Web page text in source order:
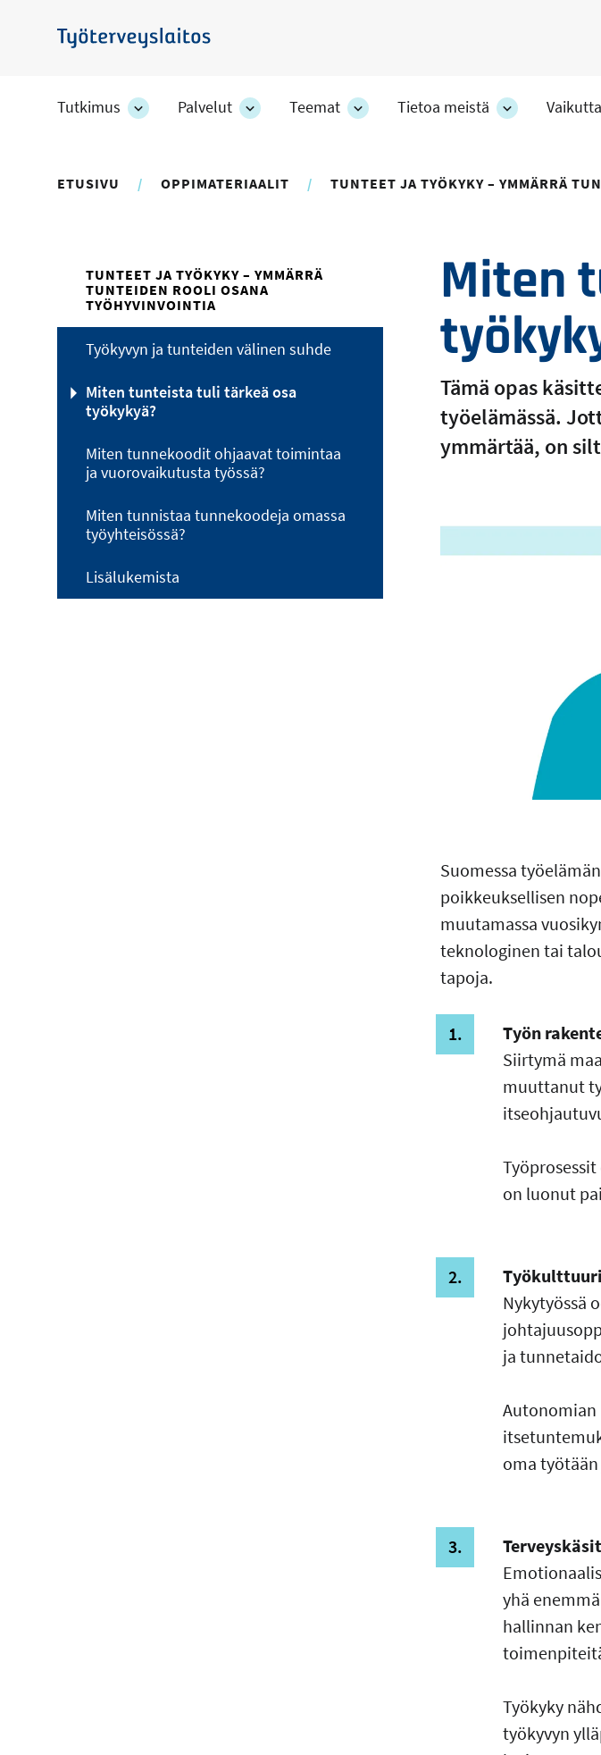
pääsisältöön
Työterveyslaitos
Tutkimus
TutkimusPalvelut
PalvelutTeemat
TeematTietoa meistä
Tietoa
osion
alakohteet
ETUSIVU OPPIMATERIAALIT TUNTEET JA TYÖKYKY – YMMÄRRÄ
Miten
Tämä opas
työelämässä.
ymmärtää, on
Suomessa
poikkeuksellisen
muutamassa
teknologinen tai
tapoja.
Työn
Siirtymä
muuttanut
on luonut
Nykytyössä
ja
Autonomian
oma
yhä
hallinnan
Työkyky
työkyvyn
TUNTEET JA TYÖKYKY – YMMÄRRÄ
TUNTEIDEN ROOLI OSANA
TYÖHYVINVOINTIA
Työkyvyn ja tunteiden välinen suhde
Miten tunteista tuli tärkeä osa
työkykyä?
Miten tunnekoodit ohjaavat toimintaa
ja vuorovaikutusta työssä?
Miten tunnistaa tunnekoodeja omassa
työyhteisössä?
Lisälukemista